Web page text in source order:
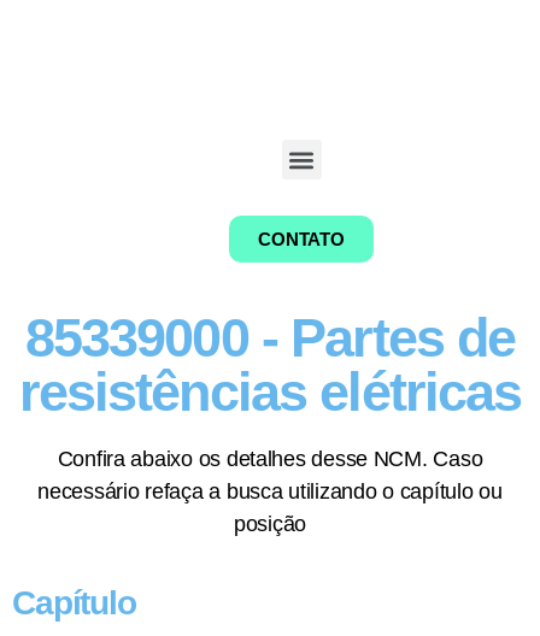
CONTATO
85339000 - Partes de
resistências elétricas
Confira abaixo os detalhes desse NCM. Caso
necessário refaça a busca utilizando o capítulo ou
posição
Capítulo